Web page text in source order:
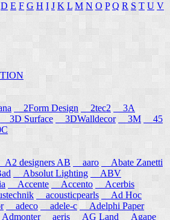
D E F G H I J K L M N O P Q R S T U V
2Form Design 2tec2
3A
3D Surface 3DWalldecor 3M
45
A2 designers AB aaro
Abate Zanetti
Absolut Lighting
ABV
Accente Accento
Acerbis
acousticpearls
Ad Hoc
adeco adele-c
Adelphi Paper
aeris AG Land Agape